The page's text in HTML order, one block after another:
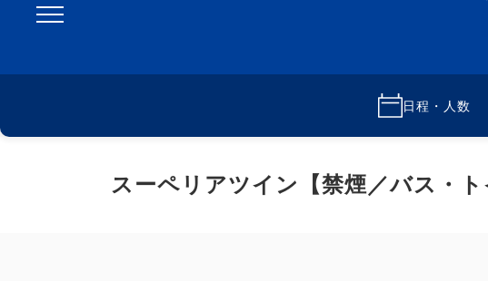
日程・人数
スーペリアツイン【禁煙／バス・ト